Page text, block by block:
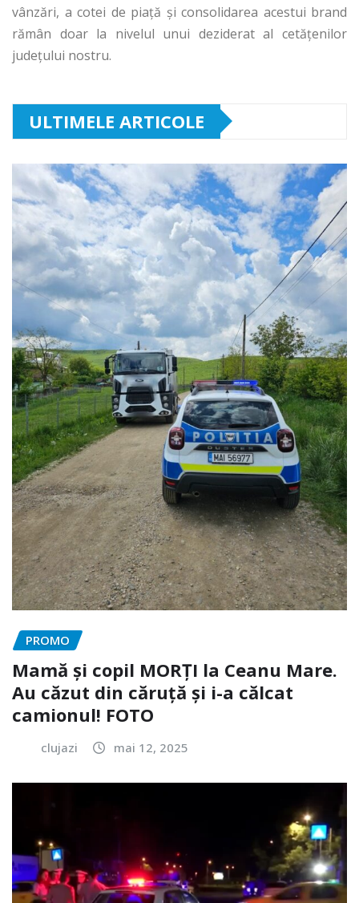
vânzări, a cotei de piață și consolidarea acestui brand
rămân doar la nivelul unui deziderat al cetățenilor
județului nostru.
ULTIMELE ARTICOLE
PROMO
Mamă și copil MORȚI la Ceanu Mare.
Au căzut din căruță și i-a călcat
camionul! FOTO
clujazi mai 12, 2025